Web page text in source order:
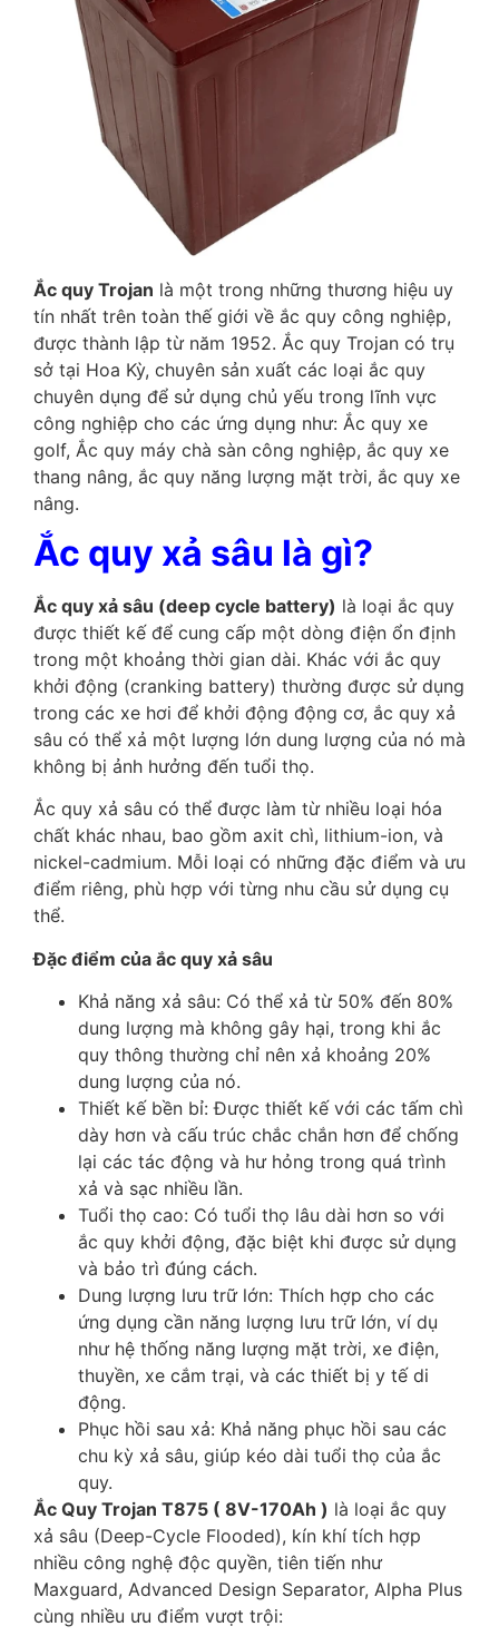
Ắc quy Trojan là một trong những thương hiệu uy
tín nhất trên toàn thế giới về ắc quy công nghiệp,
được thành lập từ năm 1952. Ắc quy Trojan có trụ
sở tại Hoa Kỳ, chuyên sản xuất các loại ắc quy
chuyên dụng để sử dụng chủ yếu trong lĩnh vực
công nghiệp cho các ứng dụng như: Ắc quy xe
golf, Ắc quy máy chà sàn công nghiệp, ắc quy xe
thang nâng, ắc quy năng lượng mặt trời, ắc quy xe
nâng.
Ắc quy xả sâu là gì?
Ắc quy xả sâu (deep cycle battery) là loại ắc quy
được thiết kế để cung cấp một dòng điện ổn định
trong một khoảng thời gian dài. Khác với ắc quy
khởi động (cranking battery) thường được sử dụng
trong các xe hơi để khởi động động cơ, ắc quy xả
sâu có thể xả một lượng lớn dung lượng của nó mà
không bị ảnh hưởng đến tuổi thọ.
Ắc quy xả sâu có thể được làm từ nhiều loại hóa
chất khác nhau, bao gồm axit chì, lithium-ion, và
nickel-cadmium. Mỗi loại có những đặc điểm và ưu
điểm riêng, phù hợp với từng nhu cầu sử dụng cụ
thể.
Đặc điểm của ắc quy xả sâu
Khả năng xả sâu: Có thể xả từ 50% đến 80%
dung lượng mà không gây hại, trong khi ắc
quy thông thường chỉ nên xả khoảng 20%
dung lượng của nó.
Thiết kế bền bỉ: Được thiết kế với các tấm chì
dày hơn và cấu trúc chắc chắn hơn để chống
lại các tác động và hư hỏng trong quá trình
xả và sạc nhiều lần.
Tuổi thọ cao: Có tuổi thọ lâu dài hơn so với
ắc quy khởi động, đặc biệt khi được sử dụng
và bảo trì đúng cách.
Dung lượng lưu trữ lớn: Thích hợp cho các
ứng dụng cần năng lượng lưu trữ lớn, ví dụ
như hệ thống năng lượng mặt trời, xe điện,
thuyền, xe cắm trại, và các thiết bị y tế di
động.
Phục hồi sau xả: Khả năng phục hồi sau các
chu kỳ xả sâu, giúp kéo dài tuổi thọ của ắc
quy.
Ắc Quy Trojan T875 ( 8V-170Ah ) là loại ắc quy
xả sâu (Deep-Cycle Flooded), kín khí tích hợp
nhiều công nghệ độc quyền, tiên tiến như
Maxguard, Advanced Design Separator, Alpha Plus
cùng nhiều ưu điểm vượt trội: